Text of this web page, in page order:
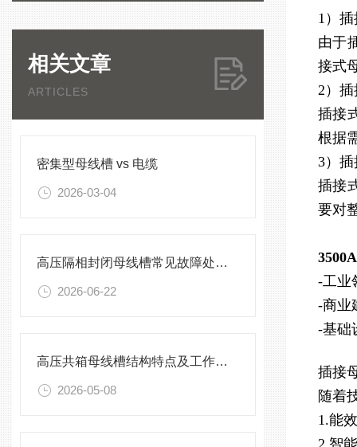
相关文章
ARTICLES
密集型母线槽 vs 电缆
2026-03-04
高压隔相封闭母线槽常见故障处理方案
2026-06-22
高压共箱母线槽结构特点及工作原理
2026-05-08
1）
由于
接式
2）
插接
根据
3）
插接
要对
-工业
-商业
-基础
插接
随着
1.能
2.智